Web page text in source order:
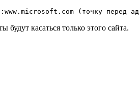
(точку перед
будут касаться только этого сайта.